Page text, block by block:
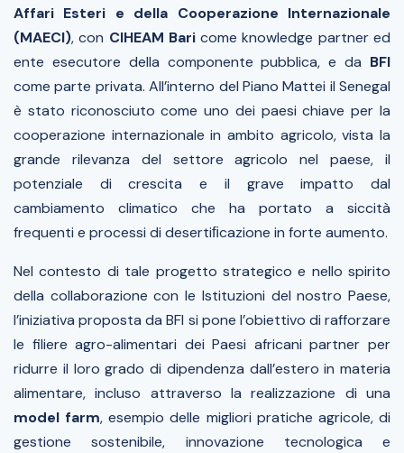
Affari Esteri e della Cooperazione Internazionale
(MAECI), con CIHEAM Baricomeknowledge partnered
ente esecutore della componente pubblica, e da BFI
come parte privata. All’interno del Piano Mattei il Senegal
è stato riconosciuto come uno dei paesi chiave per la
cooperazione internazionale in ambito agricolo, vista la
grande rilevanza del settore agricolo nel paese, il
potenziale di crescita e il grave impatto dal
cambiamento climatico che ha portato a siccità
frequenti e processi di desertiﬁcazione in forte aumento.
Nel contesto di tale progetto strategico e nello spirito
della collaborazione con le Istituzioni del nostro Paese,
l’iniziativa proposta da BFI si pone l’obiettivo di rafforzare
le filiere agro-alimentari dei Paesi africani partner per
ridurre il loro grado di dipendenza dall’estero in materia
alimentare, incluso attraverso la realizzazione di una
model farm, esempio delle migliori pratiche agricole, di
gestione sostenibile, innovazione tecnologica e